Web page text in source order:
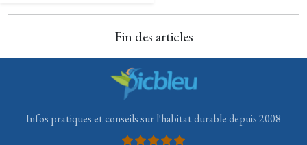
Fin des articles
Infos pratiques et conseils sur l'habitat durable depuis 2008